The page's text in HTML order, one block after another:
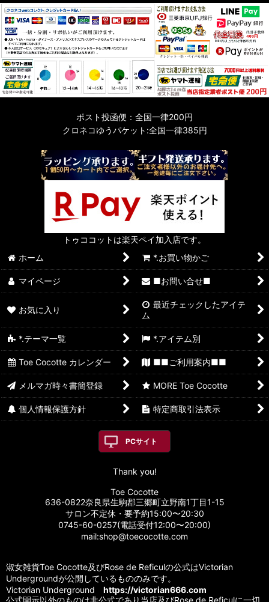
ポスト投函便：全国一律200円
クロネコゆうパケット:全国一律385円
トゥココットは楽天ペイ加入店です。
ホーム
*.お買い物かご
マイページ ■お問い合せ■
お気に入り
最近チェックしたアイテ
ム
*.テーマ一覧 *.アイテム別
Toe Cocotte カレンダー ■■ご利用案内■■
メルマガ時々書簡登録 MORE Toe Cocotte
個人情報保護方針 特定商取引法表示
PCサイト
Thank you!
Toe Cocotte
636-0822奈良県生駒郡三郷町立野南1丁目1-15
サロン不定休・要予約15:00〜20:30
0745-60-0257(電話受付12:00〜20:00)
mail:shop@toecocotte.com
淑女雑貨Toe Cocotte及びRose de Reficulの公式はVictorian
Undergroundが公開しているもののみです。
Victorian Underground https://victorian666.com
公式開示以外のものは非公式であり当店及びRose de Reficulに一切